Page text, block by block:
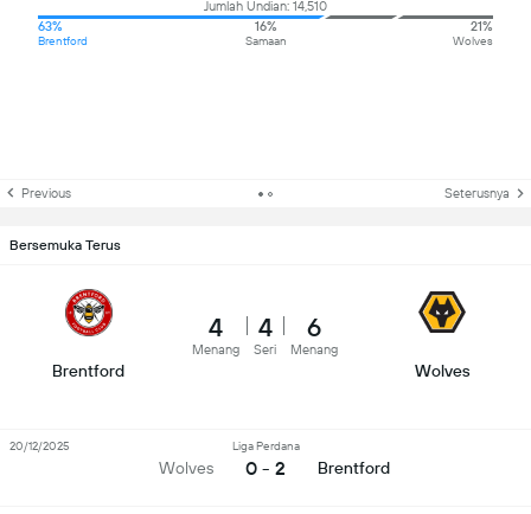
Jumlah Undian: 14,510
63%
Brentford
16%
Samaan
21%
Wolves
Previous Seterusnya
Bersemuka Terus
Brentford
4
Menang
4
Seri
6
Menang
Wolves
Wolves
Liga Perdana
0 - 2 Brentford
20/12/2025